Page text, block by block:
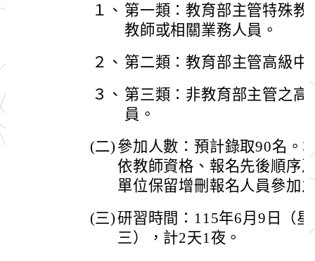
１、 第一類：教育部主管特殊
教師或相關業務人員。
２、 第二類：教育部主管高級中
３、 第三類：非教育部主管之
員。
(二) 參加人數：預計錄取90名。
依教師資格、報名先後順序
單位保留增刪報名人員參加
(三)研習時間：115年6月9日（
三），計2天1夜。